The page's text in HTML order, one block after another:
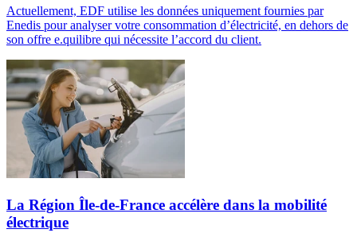
Actuellement, EDF utilise les données uniquement fournies par
Enedis pour analyser votre consommation d’électricité, en dehors de
son offre e.quilibre qui nécessite l’accord du client.
La Région Île-de-France accélère dans la mobilité
électrique